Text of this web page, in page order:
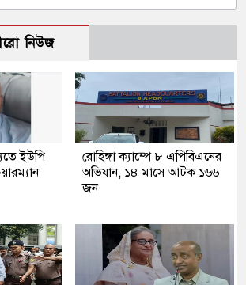
নিউজ
ইউপি
রোহিঙ্গা ক্যাম্পে ৮ এপিবিএনের
অভিযান, ১৪ মাসে আটক ১৬৬
জন